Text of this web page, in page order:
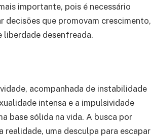
importante, pois é necessário
decisões que promovam crescimento,
liberdade desenfreada.
acompanhada de instabilidade
intensa e a impulsividade
base sólida na vida. A busca por
realidade, uma desculpa para escapar